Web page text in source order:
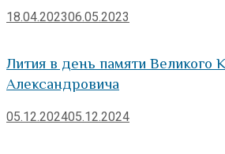
18.04.202306.05.2023
Лития в день памяти Великого
Александровича
05.12.202405.12.2024